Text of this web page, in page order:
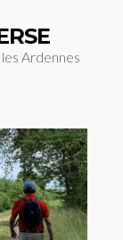
Ardennes